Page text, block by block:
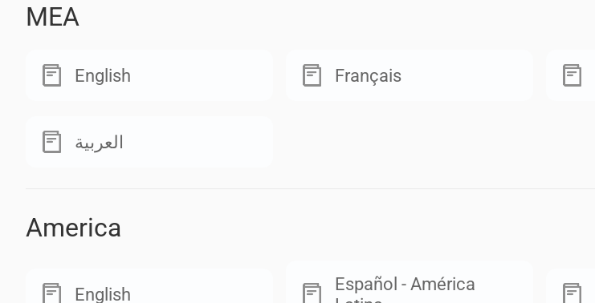
MEA
English Français
العربية
America
English
Español - América